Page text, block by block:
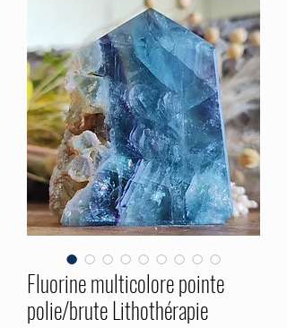
Fluorine multicolore pointe
polie/brute Lithothérapie